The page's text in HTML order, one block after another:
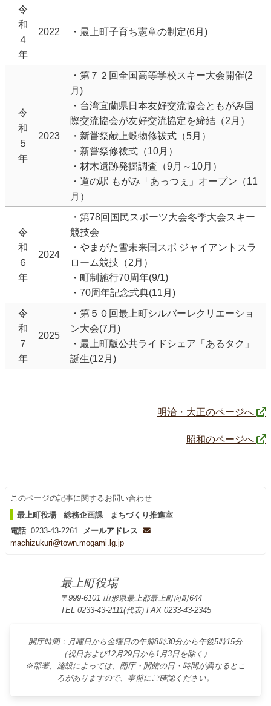
令
和
４
年
2022 ・最上町子育ち憲章の制定(6月)
令
和
５
年
2023
・第７２回全国高等学校スキー大会開催(2
月)
・台湾宜蘭県日本友好交流協会ともがみ国
際交流協会が友好交流協定を締結（2月）
・新嘗祭献上穀物修祓式（5月）
・新嘗祭修祓式（10月）
・材木遺跡発掘調査（9月～10月）
・道の駅 もがみ「あっつぇ」オープン（11
月）
令
和
６
年
2024
・第78回国民スポーツ大会冬季大会スキー
競技会
・やまがた雪未来国スポ ジャイアントスラ
ローム競技（2月）
・町制施行70周年(9/1)
・70周年記念式典(11月)
令
和
７
年
2025
・第５０回最上町シルバーレクリエーショ
ン大会(7月)
・最上町版公共ライドシェア「あるタク」
誕生(12月)
明治・大正のページへ
昭和のページへ
このページの記事に関するお問い合わせ
最上町役場 総務企画課 まちづくり推進室
電話 0233-43-2261
メールアドレス
machizukuri@town.mogami.lg.jp
最上町役場
〒999-6101 山形県最上郡最上町向町644
TEL 0233-43-2111(代表) FAX 0233-43-2345
開庁時間：月曜日から金曜日の午前8時30分から午後5時15分
（祝日および12月29日から1月3日を除く）
※部署、施設によっては、開庁・開館の日・時間が異なるとこ
ろがありますので、事前にご確認ください。